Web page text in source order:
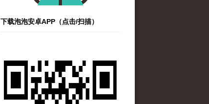
下载泡泡安卓APP（点击/扫描）